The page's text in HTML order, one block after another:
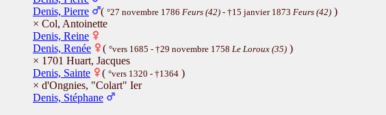
Denis, Pierre
( °27 novembre 1786 Feurs (42) - †15 janvier 1873 Feurs (42) )
× Col, Antoinette
Denis, Reine
Denis, Renée
( °vers 1685 - †29 novembre 1758 Le Loroux (35) )
× 1701 Huart, Jacques
Denis, Sainte
( °vers 1320 - †1364 )
× d'Ongnies, "Colart" Ier
Denis, Stéphane